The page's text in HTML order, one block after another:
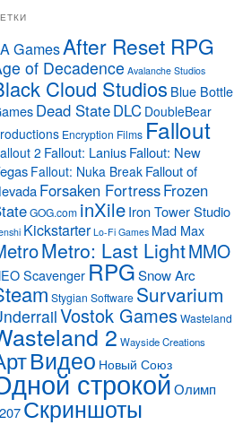
GamesAfter Reset RPG
of Decadence Avalanche Studios
Cloud Studios Blue Bottle
Dead StateDLC DoubleBear
Encryption Films Fallout
2 Fallout: LaniusFallout: New
Fallout: Nuka Break Fallout of
Forsaken FortressFrozen
GOG.com inXileIron Tower Studio
Kickstarter Lo-Fi Games Mad Max
Metro: Last LightMMO
Scavenger RPGSnow Arc
Stygian Software Survarium
Vostok GamesWasteland
2 Wayside Creations
Видео Новый Союз
строкой Олимп
Скриншоты